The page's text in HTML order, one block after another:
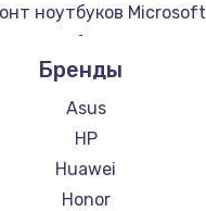
ноутбуков Microsoft
ноутбуков Alienware
ноутбуков Aquarius
ноутбуков Gigabyte
ноутбуков Aorus
ноутбуков Maibenben
ноутбуков Getac
Бренды
Asus
HP
Huawei
Honor